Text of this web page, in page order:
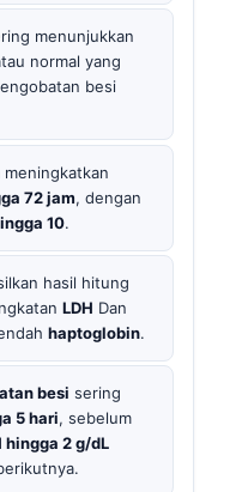
menunjukkan
normal yang
besi
meningkatkan
72 jam, dengan
10.
hasil hitung
LDH Dan
haptoglobin.
besi sering
5 hari, sebelum
hingga 2 g/dL